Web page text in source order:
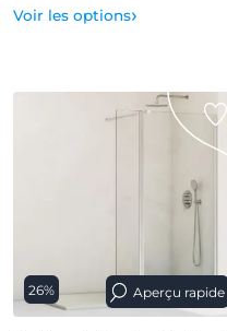
Voir les options›
26% Aperçu rapide